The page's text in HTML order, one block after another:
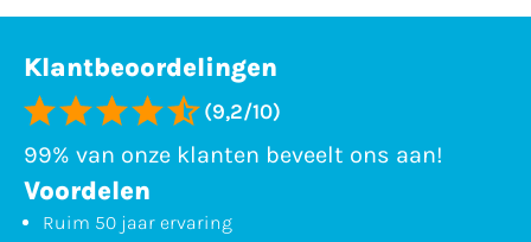
Klantbeoordelingen
(9,2/10)
99% van onze klanten beveelt ons aan!
Voordelen
Ruim 50 jaar ervaring